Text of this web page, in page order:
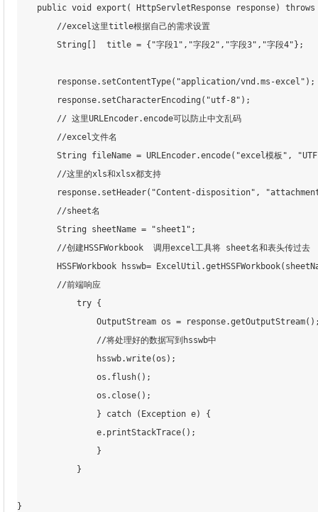
public void export( HttpServletResponse response) throws
        //excel这里title根据自己的需求设置
        String[]  title = {"字段1","字段2","字段3","字段4"};
        response.setContentType("application/vnd.ms-excel");
        response.setCharacterEncoding("utf-8");
        // 这里URLEncoder.encode可以防止中文乱码
        //excel文件名
String fileName = URLEncoder.encode("excel模板",
        //这里的xls和xlsx都支持
response.setHeader("Content-disposition",
        //sheet名
        String sheetName = "sheet1";
        //创建HSSFWorkbook  调用excel工具将 sheet名和表头传过去
HSSFWorkbook hsswb=
        //前端响应
            try {
OutputStream os =
                //将处理好的数据写到hsswb中
                hsswb.write(os);
                os.flush();
                os.close();
                } catch (Exception e) {
                e.printStackTrace();
                }
            }
}